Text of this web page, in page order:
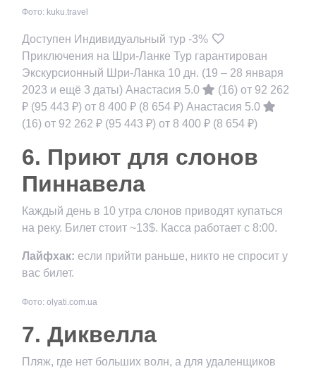
Фото: kuku.travel
Доступен Индивидуальный тур -3%
Приключения на Шри-Ланке Тур гарантирован
Экскурсионный Шри-Ланка 10 дн. (19 – 28 января
2023 и ещё 3 даты) Анастасия 5.0 (16) от 92 262
₽ (95 443 ₽) от 8 400 ₽ (8 654 ₽) Анастасия 5.0
(16) от 92 262 ₽ (95 443 ₽) от 8 400 ₽ (8 654 ₽)
6. Приют для слонов
Пиннавела
Каждый день в 10 утра слонов приводят купаться
на реку. Билет стоит ~13$. Касса работает с 8:00.
Лайфхак: если прийти раньше, никто не спросит у
вас билет.
Фото: olyati.com.ua
7. Диквелла
Пляж, где нет больших волн, а для удаленщиков